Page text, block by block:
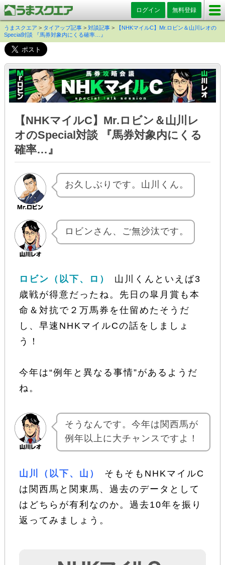
ログイン 無料登録
うまスクエア > タイアップ記事 > 対談記事 >
【NHKマイルC】Mr.ロビン＆山川レオの
Special対談 『馬券対象内にくる確率…』
【NHKマイルC】Mr.ロビン＆山川レ
オのSpecial対談
『馬券対象内にくる
確率…』
お久しぶりです。山川くん。
ロビンさん、ご無沙汰です。
ロビン（以下、ロ）
山川くんといえば3
歳戦が得意だったね。先日の皐月賞も本
命＆対抗で２万馬券を仕留めたそうだ
し、早速NHKマイルCの話をしましょ
う！
今年は“例年と異なる事情”があるようだ
ね。
そうなんです。今年は関西馬が
例年以上に大チャンスですよ！
山川（以下、山）
そもそもNHKマイルC
は関西馬と関東馬、過去のデータとして
はどちらが有利なのか。過去10年を振り
返ってみましょう。